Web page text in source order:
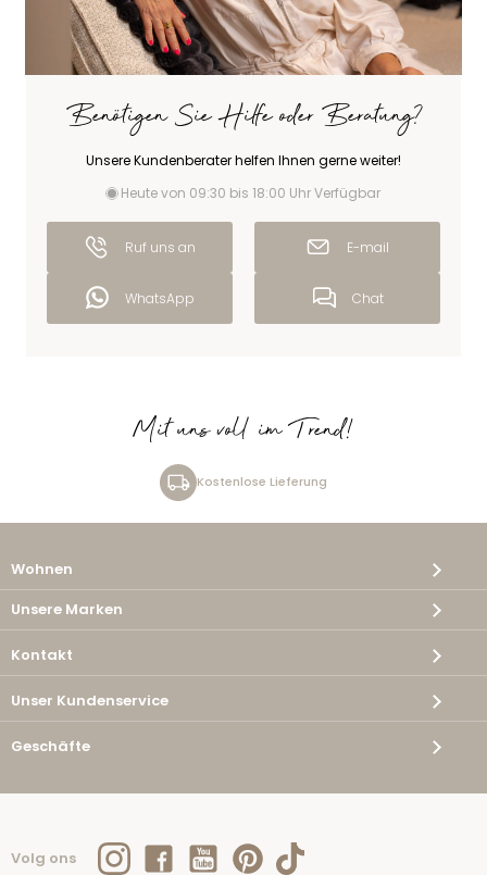
Benötigen Sie Hilfe oder Beratung?
Unsere Kundenberater helfen Ihnen gerne weiter!
Heute von 09:30 bis 18:00 Uhr Verfügbar
Ruf uns an E-mail
WhatsApp Chat
Mit uns voll im Trend!
Kostenlose Lieferung
Wohnen
Unsere Marken
Kontakt
Unser Kundenservice
Geschäfte
Volg ons